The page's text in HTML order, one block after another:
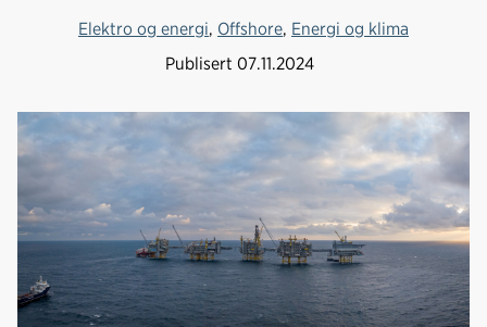
Elektro og energi, Offshore, Energi og klima
Publisert 07.11.2024